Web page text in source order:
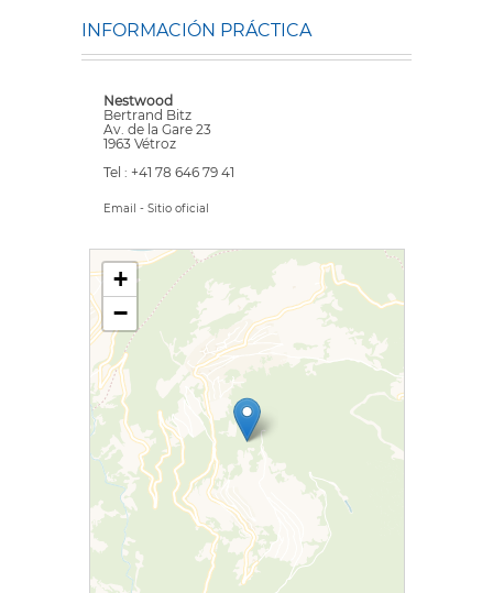
INFORMACIÓN PRÁCTICA
Nestwood
Bertrand Bitz
Av. de la Gare 23
1963 Vétroz
Tel : +41 78 646 79 41
Email - Sitio oficial
+
−